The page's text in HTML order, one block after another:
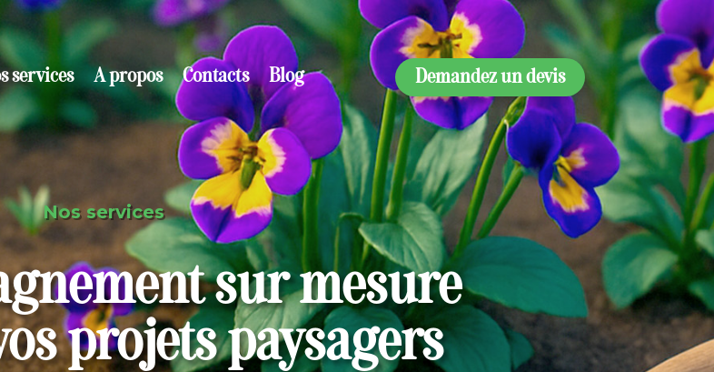
services A propos Contacts Blog Demandez un devis
Nos services
sur mesure
projets paysagers